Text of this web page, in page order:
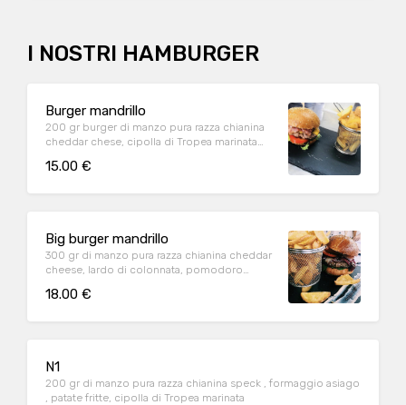
I NOSTRI HAMBURGER
Burger mandrillo
200 gr burger di manzo pura razza chianina
cheddar chese, cipolla di Tropea marinata
15.00 €
Big burger mandrillo
300 gr di manzo pura razza chianina cheddar
cheese, lardo di colonnata, pomodoro
18.00 €
N1
200 gr di manzo pura razza chianina speck , formaggio asiago
, patate fritte, cipolla di Tropea marinata